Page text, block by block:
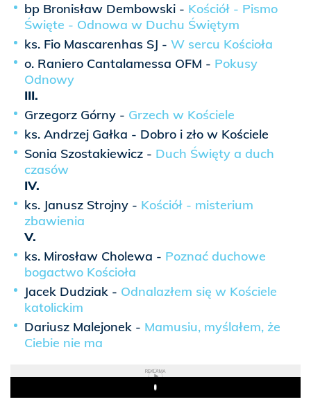
bp Bronisław Dembowski - Kościół - Pismo
Święte - Odnowa w Duchu Świętym
ks. Fio Mascarenhas SJ - W sercu Kościoła
o. Raniero Cantalamessa OFM - Pokusy
Odnowy
III.
Grzegorz Górny - Grzech w Kościele
ks. Andrzej Gałka - Dobro i zło w Kościele
Sonia Szostakiewicz - Duch Święty a duch
czasów
IV.
ks. Janusz Strojny - Kościół - misterium
zbawienia
V.
ks. Mirosław Cholewa - Poznać duchowe
bogactwo Kościoła
Jacek Dudziak - Odnalazłem się w Kościele
katolickim
Dariusz Malejonek - Mamusiu, myślałem, że
Ciebie nie ma
REKLAMA
Play